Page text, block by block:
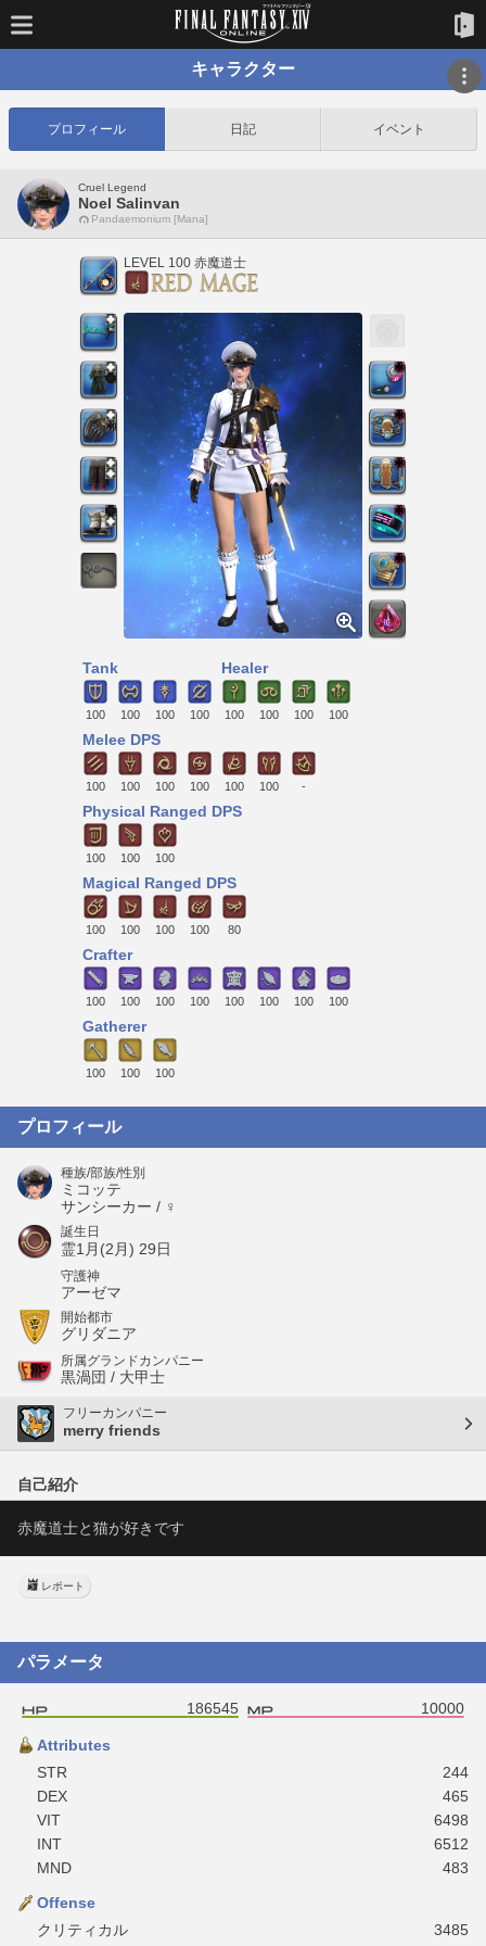
キャラクター
プロフィール 日記 イベント
Cruel Legend
Noel Salinvan
Pandaemonium [Mana]
LEVEL 100 赤魔道士
Tank
100 100 100 100
Healer
100 100 100 100
Melee DPS
100 100 100 100 100 100 -
Physical Ranged DPS
100 100 100
Magical Ranged DPS
100 100 100 100 80
Crafter
100 100 100 100 100 100 100 100
Gatherer
100 100 100
プロフィール
種族/部族/性別
ミコッテ
サンシーカー / ♀
誕生日
霊1月(2月) 29日
守護神
アーゼマ
開始都市
グリダニア
所属グランドカンパニー
黒渦団 / 大甲士
フリーカンパニー
merry friends
自己紹介
赤魔道士と猫が好きです
レポート
パラメータ
186545 10000
Attributes
STR
244
DEX
465
VIT
6498
INT
6512
MND
483
Offense
クリティカル
3485